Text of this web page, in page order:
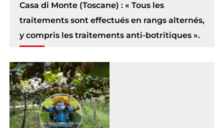
Casa di Monte (Toscane) : « Tous les
traitements sont effectués en rangs alternés,
y compris les traitements anti-botritiques ».